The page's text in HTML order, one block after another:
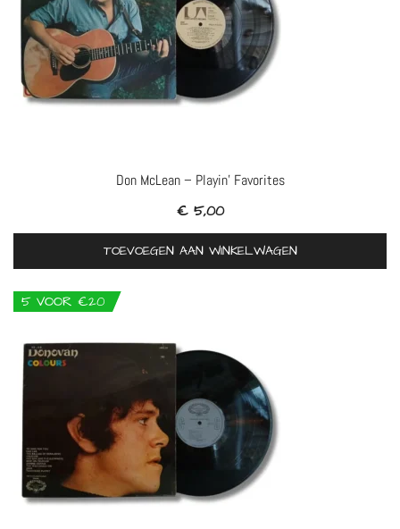
Don McLean – Playin’ Favorites
€5,00
TOEVOEGEN AAN WINKELWAGEN
5 VOOR €20